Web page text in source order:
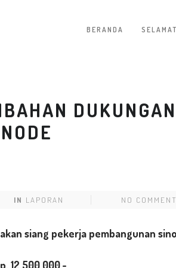
BERANDA
DUKUNGAN
IN LAPORAN NO
siang pekerja pembangunan
12.500.000,-